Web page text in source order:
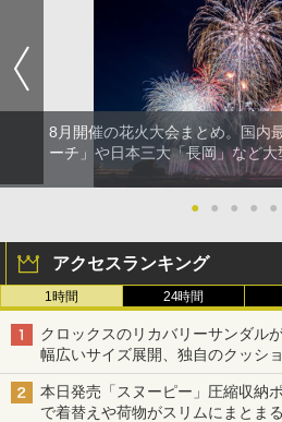
8月開催の花火大会まとめ。国内
ーチ」や日本三大「長岡」など大
● ● ● ● ●
アクセスランキング
1時間 24時間
クロックスのリカバリーサンダル
幅広いサイズ展開、独自のクッシ
本日発売「スヌーピー」圧縮収納
で着替えや荷物がスリムにまとまる